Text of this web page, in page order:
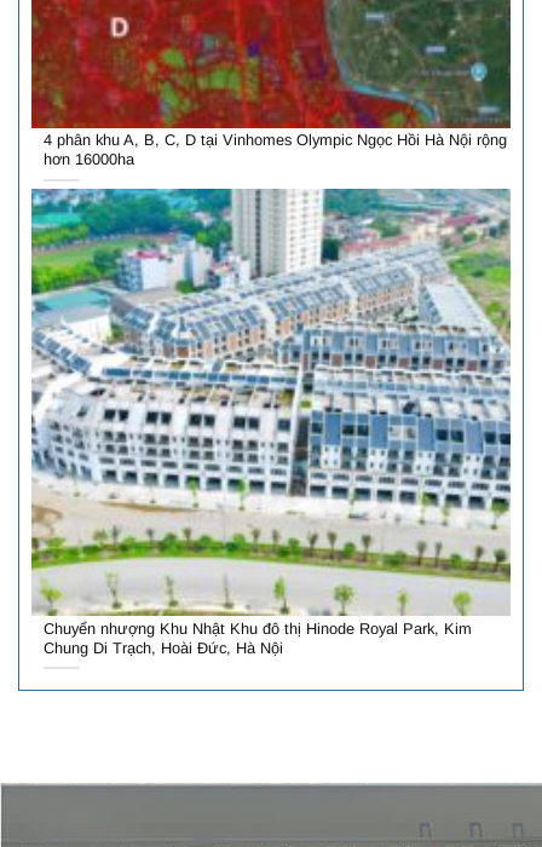
4 phân khu A, B, C, D tại Vinhomes Olympic Ngọc Hồi Hà Nội rộng
hơn 16000ha
Chuyển nhượng Khu Nhật Khu đô thị Hinode Royal Park, Kim
Chung Di Trạch, Hoài Đức, Hà Nội